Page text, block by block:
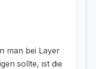
man bei Layer
sollte, ist die